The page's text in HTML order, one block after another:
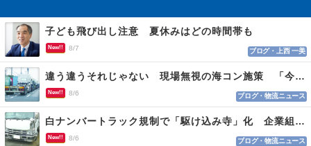
子ども飛び出し注意 夏休みはどの時間帯も
New!! 8/7 ブログ・上西 一美
違う違うそれじゃない 現場無視の海コン施策 「今でも平均２～３時間は待つ」
New!! 8/6 ブログ・物流ニュース
白ナンバートラック規制で「駆け込み寺」化 企業組合が入会基準を見直しへ
New!! 8/6 ブログ・物流ニュース